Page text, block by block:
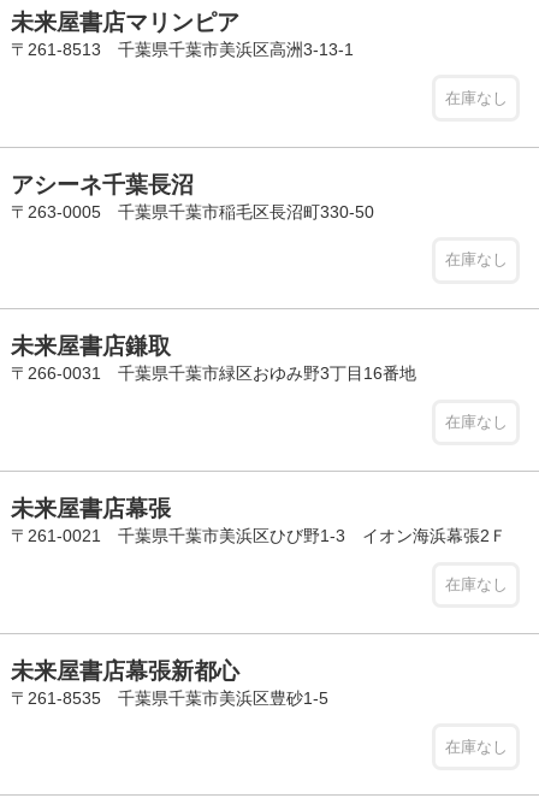
未来屋書店マリンピア
〒261-8513 千葉県千葉市美浜区高洲3-13-1
在庫なし
アシーネ千葉長沼
〒263-0005 千葉県千葉市稲毛区長沼町330-50
在庫なし
未来屋書店鎌取
〒266-0031 千葉県千葉市緑区おゆみ野3丁目16番地
在庫なし
未来屋書店幕張
〒261-0021 千葉県千葉市美浜区ひび野1-3 イオン海浜幕張2Ｆ
在庫なし
未来屋書店幕張新都心
〒261-8535 千葉県千葉市美浜区豊砂1-5
在庫なし